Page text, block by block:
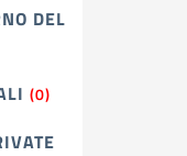
DEL
(0)